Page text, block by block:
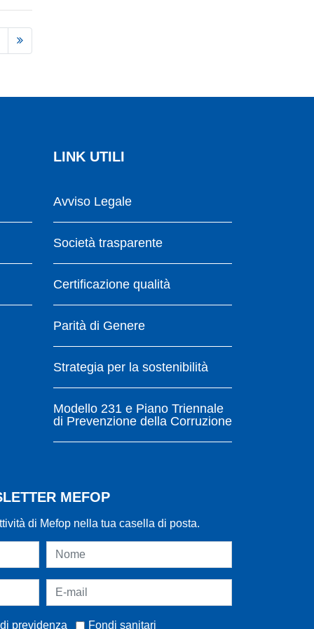
LINK UTILI
Avviso Legale
Società trasparente
Certificazione qualità
Parità di Genere
Strategia per la sostenibilità
Modello 231 e Piano Triennale
di Prevenzione della Corruzione
MEFOP
di Mefop nella tua casella di posta.
previdenza Fondi sanitari